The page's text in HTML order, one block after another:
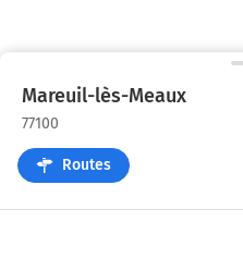
Mareuil-lès-Meaux
77100
Routes